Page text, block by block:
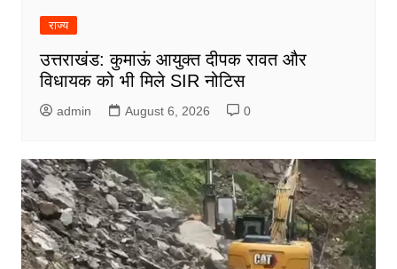
राज्य
उत्तराखंड: कुमाऊं आयुक्त दीपक रावत और
विधायक को भी मिले SIR नोटिस
admin August 6, 2026 0